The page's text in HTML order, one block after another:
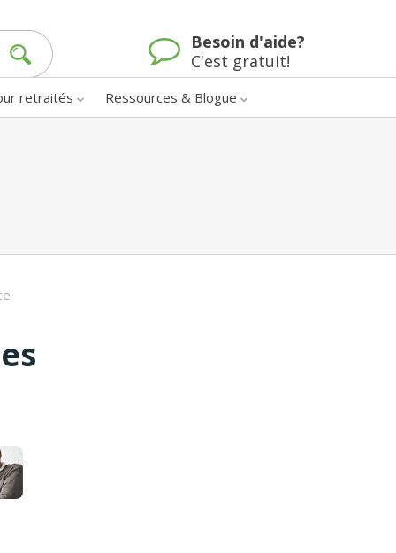
Besoin d'aide?
C'est gratuit!
retraités Ressources & Blogue